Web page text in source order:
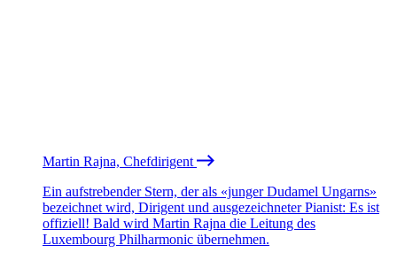
Martin Rajna, Chefdirigent
Ein aufstrebender Stern, der als «junger Dudamel Ungarns»
bezeichnet wird, Dirigent und ausgezeichneter Pianist: Es ist
offiziell! Bald wird Martin Rajna die Leitung des
Luxembourg Philharmonic übernehmen.